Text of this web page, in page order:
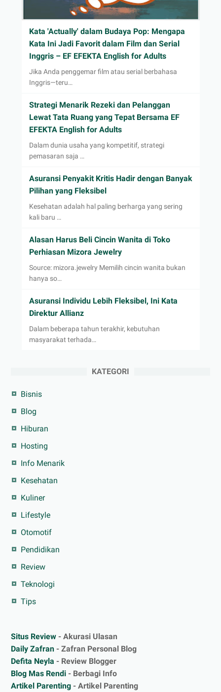
Kata 'Actually' dalam Budaya Pop: Mengapa
Kata Ini Jadi Favorit dalam Film dan Serial
Inggris – EF EFEKTA English for Adults
Jika Anda penggemar film atau serial berbahasa
Inggris—teru…
Strategi Menarik Rezeki dan Pelanggan
Lewat Tata Ruang yang Tepat Bersama EF
EFEKTA English for Adults
Dalam dunia usaha yang kompetitif, strategi
pemasaran saja …
Asuransi Penyakit Kritis Hadir dengan Banyak
Pilihan yang Fleksibel
Kesehatan adalah hal paling berharga yang sering
kali baru …
Alasan Harus Beli Cincin Wanita di Toko
Perhiasan Mizora Jewelry
Source: mizora.jewelry Memilih cincin wanita bukan
hanya so…
Asuransi Individu Lebih Fleksibel, Ini Kata
Direktur Allianz
Dalam beberapa tahun terakhir, kebutuhan
masyarakat terhada…
KATEGORI
Bisnis
Blog
Hiburan
Hosting
Info Menarik
Kesehatan
Kuliner
Lifestyle
Otomotif
Pendidikan
Review
Teknologi
Tips
Situs Review - Akurasi Ulasan
Daily Zafran - Zafran Personal Blog
Defita Neyla - Review Blogger
Blog Mas Rendi - Berbagi Info
Artikel Parenting - Artikel Parenting